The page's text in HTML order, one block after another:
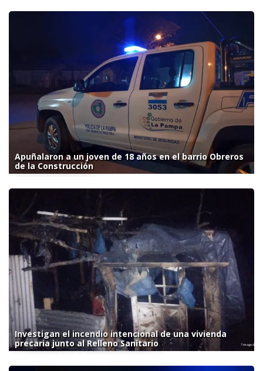
Apuñalaron a un joven de 18 años en el barrio Obreros
de la Construcción
Investigan el incendio intencional de una vivienda
precaria junto al Relleno Sanitario